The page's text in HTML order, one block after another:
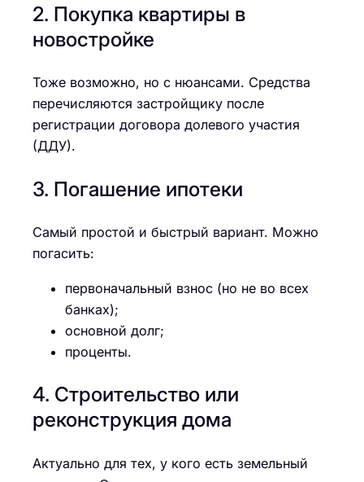
2. Покупка квартиры в
новостройке
Тоже возможно, но с нюансами. Средства
перечисляются застройщику после
регистрации договора долевого участия
(ДДУ).
3. Погашение ипотеки
Самый простой и быстрый вариант. Можно
погасить:
первоначальный взнос (но не во всех
банках);
основной долг;
проценты.
4. Строительство или
реконструкция дома
Актуально для тех, у кого есть земельный